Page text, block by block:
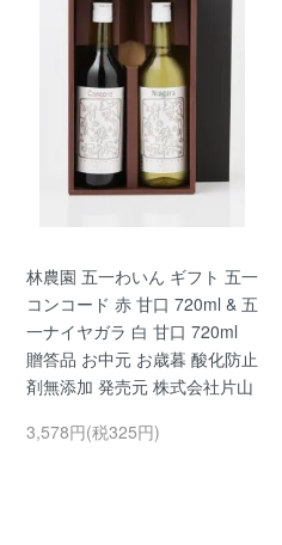
林農園 五一わいん ギフト 五一
コンコード 赤 甘口 720ml & 五
一ナイヤガラ 白 甘口 720ml
贈答品 お中元 お歳暮 酸化防止
剤無添加 発売元 株式会社片山
3,578円(税325円)